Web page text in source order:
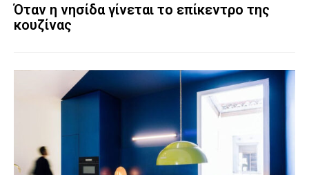
Όταν η νησίδα γίνεται το επίκεντρο της
κουζίνας